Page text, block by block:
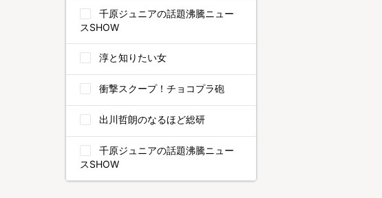
千原ジュニアの話題沸騰ニュー
スSHOW
淳と知りたい女
衝撃スクープ！チョコプラ砲
出川哲朗のなるほど総研
千原ジュニアの話題沸騰ニュー
スSHOW